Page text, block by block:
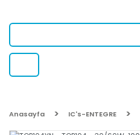
Anasayfa IC's-ENTEGRE